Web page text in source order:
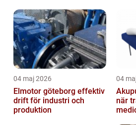
04 maj 2026
Elmotor göteborg effektiv
drift för industri och
produktion
04
när